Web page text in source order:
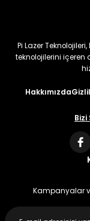
Pi Lazer
teknolojilerini
Hakkımızda
Kampanyalar